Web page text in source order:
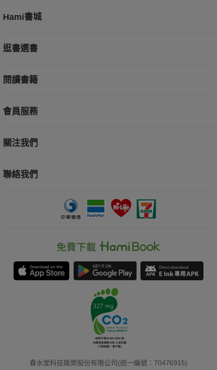
Hami書城
逛書選書
閱讀書籍
會員服務
關注我們
聯絡我們
春水堂科技娛樂股份有限公司(統一編號：70476915)